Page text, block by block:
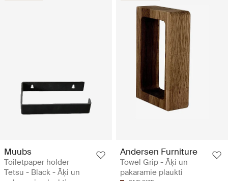
Muubs
Toiletpaper holder
Tetsu - Black - Āķi un
Andersen Furniture
Towel Grip - Āķi un
pakaramie plaukti